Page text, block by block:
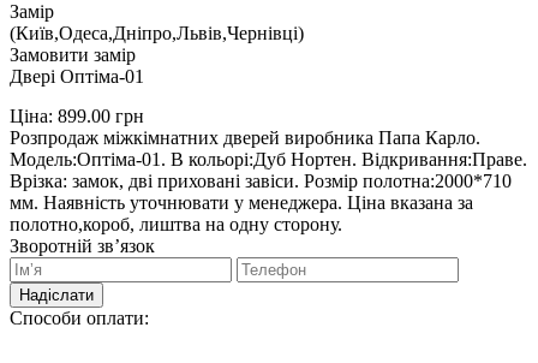
Замір
(Київ,Одеса,Дніпро,Львів,Чернівці)
Замовити замір
Двері Оптіма-01
Ціна: 899.00 грн
Розпродаж міжкімнатних дверей виробника Папа Карло.
Модель:Оптіма-01. В кольорі:Дуб Нортен. Відкривання:Праве.
Врізка: замок, дві приховані завіси. Розмір полотна:2000*710
мм. Наявність уточнювати у менеджера. Ціна вказана за
полотно,короб, лиштва на одну сторону.
Зворотній зв’язок
Надіслати
Способи оплати: